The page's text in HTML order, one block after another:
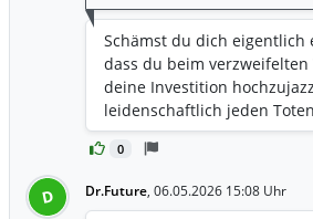
0
Schämst du dich eigentlich
dass du beim verzweifelten
deine Investition
leidenschaftlich jeden
D Dr.Future, 06.05.2026 15:08 Uhr